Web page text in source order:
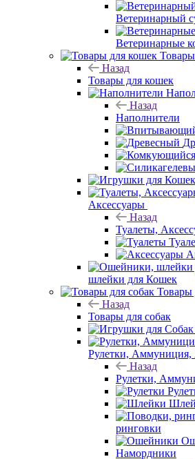
Ветеринарный
Ветеринарные
Назад
Товары для кошек
Назад
Наполнители
Аксессуары
Назад
Туалеты,
шлейки для Кошек
Товары
Назад
Товары для собак
Рулетки, Аммуниция,
Назад
Рулетки,
ринговки
Намордники